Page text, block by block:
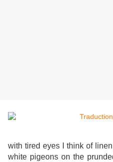
with tired eyes I think of
white pigeons on the